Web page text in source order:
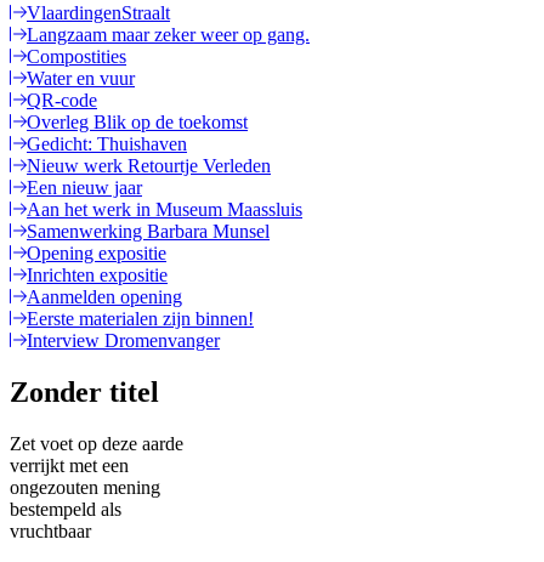
VlaardingenStraalt
Langzaam maar zeker weer op gang.
Compostities
Water en vuur
QR-code
Overleg Blik op de toekomst
Gedicht: Thuishaven
Nieuw werk Retourtje Verleden
Een nieuw jaar
Aan het werk in Museum Maassluis
Samenwerking Barbara Munsel
Opening expositie
Inrichten expositie
Aanmelden opening
Eerste materialen zijn binnen!
Interview Dromenvanger
Zonder titel
Zet voet op deze aarde
verrijkt met een
ongezouten mening
bestempeld als
vruchtbaar